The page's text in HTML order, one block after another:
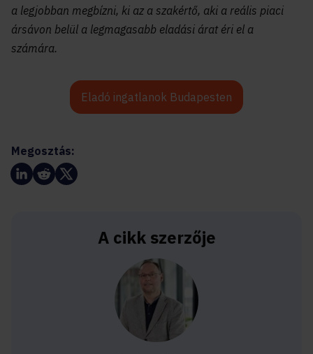
a legjobban megbízni, ki az a szakértő, aki a reális piaci
ársávon belül a legmagasabb eladási árat éri el a
számára.
Eladó ingatlanok Budapesten
Megosztás:
A cikk szerzője